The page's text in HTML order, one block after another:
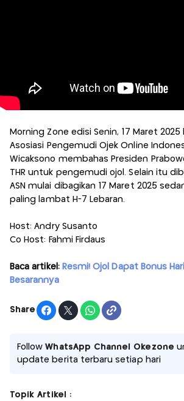
Morning Zone edisi Senin, 17 Maret
Asosiasi Pengemudi Ojek Online
Wicaksono membahas Presiden
THR untuk pengemudi ojol. Selain itu
ASN mulai dibagikan 17 Maret 2025
paling lambat H-7 Lebaran.
Host: Andry Susanto
Co Host: Fahmi Firdaus
Baca artikel: Resmi! Ojol Dapat Bonus
Besarannya
Share
FollowWhatsApp Channel Okezone
update berita terbaru setiap hari
Topik Artikel :